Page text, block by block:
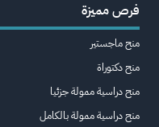
فرص مميزة
منح ماجستير
منح دكتوراة
منح دراسية ممولة جزئيا
منح دراسية ممولة بالكامل